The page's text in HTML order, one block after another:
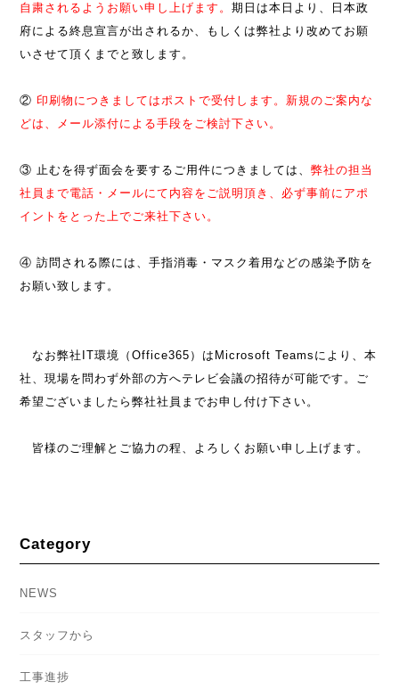
自粛されるようお願い申し上げます。期日は本日より、日本政
府による終息宣言が出されるか、もしくは弊社より改めてお願
いさせて頂くまでと致します。
②印刷物につきましてはポストで受付します。新規のご案内な
どは、メール添付による手段をご検討下さい。
③ 止むを得ず面会を要するご用件につきましては、弊社の担当
社員まで電話・メールにて内容をご説明頂き、必ず事前にアポ
イントをとった上でご来社下さい。
④ 訪問される際には、手指消毒・マスク着用などの感染予防を
お願い致します。
なお弊社IT環境（Office365）はMicrosoft Teamsにより、本
社、現場を問わず外部の方へテレビ会議の招待が可能です。ご
希望ございましたら弊社社員までお申し付け下さい。
皆様のご理解とご協力の程、よろしくお願い申し上げます。
Category
NEWS
スタッフから
工事進捗